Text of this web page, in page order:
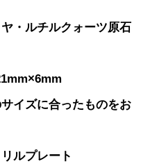
・ルチルクォーツ原石
イズに合ったものをお
ルプレート